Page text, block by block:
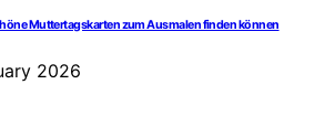
Muttertagskarten zum Ausmalen finden können
2026